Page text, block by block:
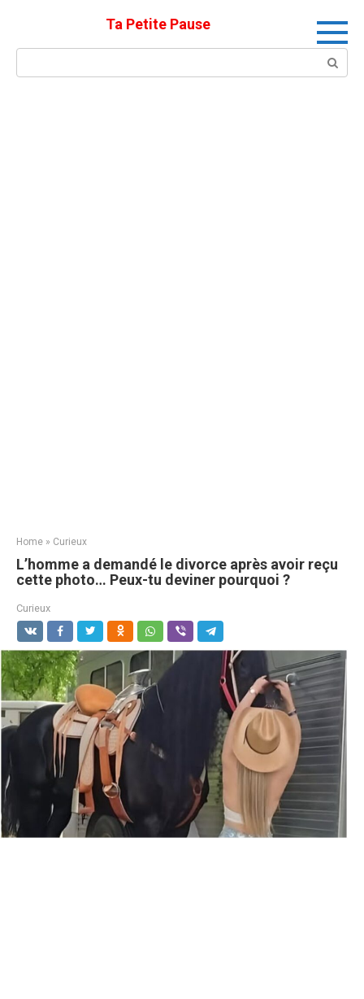
Ta Petite Pause
Search:
Home » Curieux
L’homme a demandé le divorce après avoir reçu
cette photo… Peux-tu deviner pourquoi ?
Curieux